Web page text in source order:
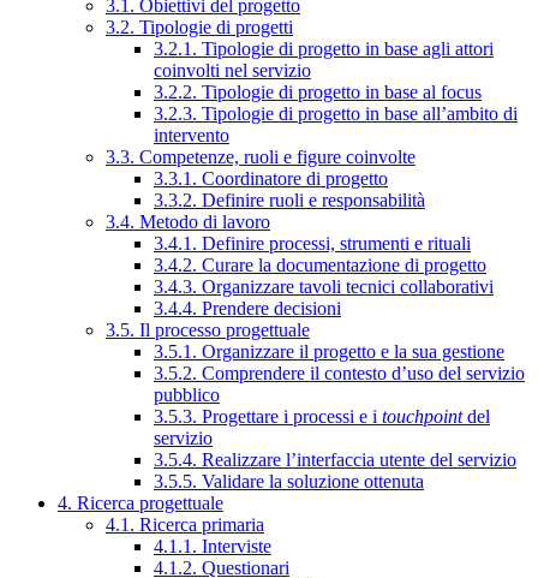
3.1. Obiettivi del progetto
3.2. Tipologie di progetti
3.2.1. Tipologie di progetto in base agli attori
coinvolti nel servizio
3.2.2. Tipologie di progetto in base al focus
3.2.3. Tipologie di progetto in base all’ambito di
intervento
3.3. Competenze, ruoli e figure coinvolte
3.3.1. Coordinatore di progetto
3.3.2. Definire ruoli e responsabilità
3.4. Metodo di lavoro
3.4.1. Definire processi, strumenti e rituali
3.4.2. Curare la documentazione di progetto
3.4.3. Organizzare tavoli tecnici collaborativi
3.4.4. Prendere decisioni
3.5. Il processo progettuale
3.5.1. Organizzare il progetto e la sua gestione
3.5.2. Comprendere il contesto d’uso del servizio
pubblico
3.5.3. Progettare i processi e i touchpointdel
servizio
3.5.4. Realizzare l’interfaccia utente del servizio
3.5.5. Validare la soluzione ottenuta
4. Ricerca progettuale
4.1. Ricerca primaria
4.1.1. Interviste
4.1.2. Questionari